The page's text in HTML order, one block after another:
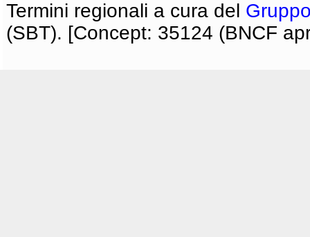
Termini regionali a cura del
(SBT). [Concept: 35124 (BNCF